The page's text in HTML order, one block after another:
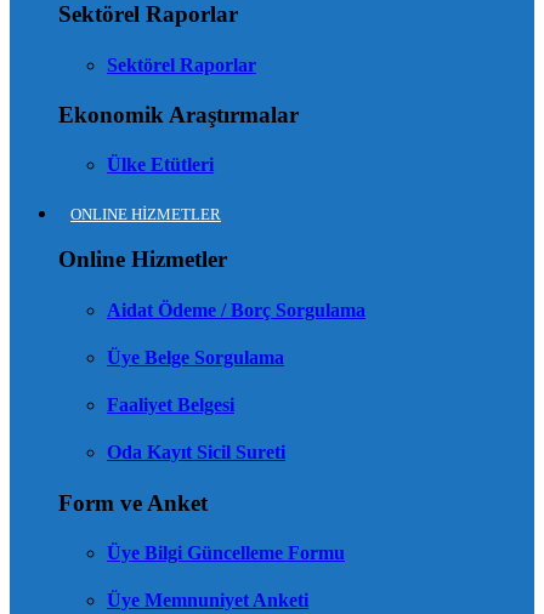
Sektörel Raporlar
Sektörel Raporlar
Ekonomik Araştırmalar
Ülke Etütleri
ONLINE HİZMETLER
Online Hizmetler
Aidat Ödeme / Borç Sorgulama
Üye Belge Sorgulama
Faaliyet Belgesi
Oda Kayıt Sicil Sureti
Form ve Anket
Üye Bilgi Güncelleme Formu
Üye Memnuniyet Anketi